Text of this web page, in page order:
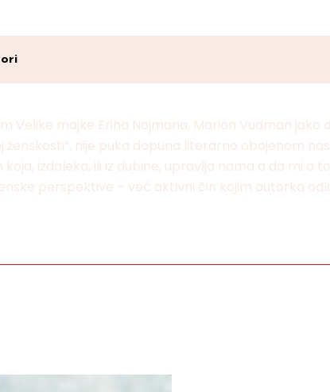
Velike majke Eriha Nojmana, Marion Vudman
nije puka dopuna literarno obojenom
izdaleka, ili iz dubine, upravlja nama a da mi o
perspektive – već aktivni čin kojim autorka